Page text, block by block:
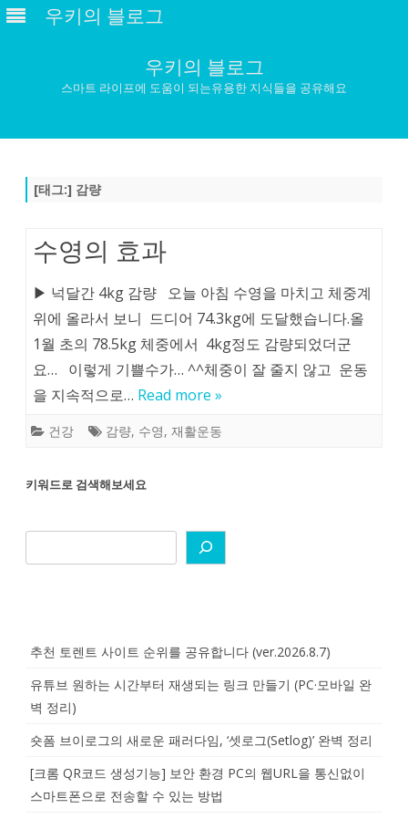
우키의 블로그
우키의 블로그
스마트 라이프에 도움이 되는유용한 지식들을 공유해요
[태그:] 감량
수영의 효과
▶ 넉달간 4kg 감량 오늘 아침 수영을 마치고 체중계
위에 올라서 보니 드디어 74.3kg에 도달했습니다.올
1월 초의 78.5kg 체중에서 4kg정도 감량되었더군
요… 이렇게 기쁠수가… ^^체중이 잘 줄지 않고 운동
을 지속적으로… Read more »
건강 감량, 수영, 재활운동
키워드로 검색해보세요
추천 토렌트 사이트 순위를 공유합니다 (ver.2026.8.7)
유튜브 원하는 시간부터 재생되는 링크 만들기 (PC·모바일 완
벽 정리)
숏폼 브이로그의 새로운 패러다임, ‘셋로그(Setlog)’ 완벽 정리
[크롬 QR코드 생성기능] 보안 환경 PC의 웹URL을 통신없이
스마트폰으로 전송할 수 있는 방법